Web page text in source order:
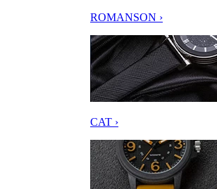
ROMANSON ›
CAT ›